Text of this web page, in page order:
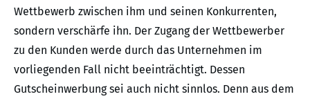
Wettbewerb zwischen ihm und seinen Konkurrenten,
sondern verschärfe ihn. Der Zugang der Wettbewerber
zu den Kunden werde durch das Unternehmen im
vorliegenden Fall nicht beeinträchtigt. Dessen
Gutscheinwerbung sei auch nicht sinnlos. Denn aus dem